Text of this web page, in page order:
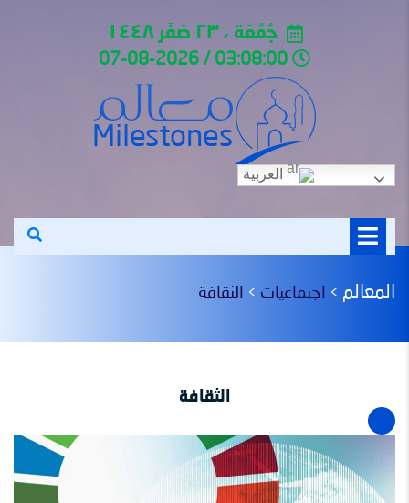
جُمُعَة ، ٢٣ صَفَر ١٤٤٨
العربية
المعالم > اجتماعيات > الثقافة
الثقافة